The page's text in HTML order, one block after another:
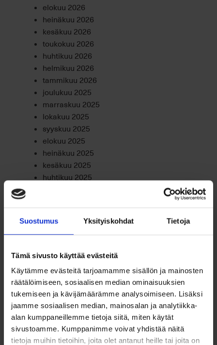
Suostumus Yksityiskohdat Tietoja
Tämä sivusto käyttää evästeitä
Käytämme evästeitä tarjoamamme sisällön ja mainosten
räätälöimiseen, sosiaalisen median ominaisuuksien
tukemiseen ja kävijämäärämme analysoimiseen. Lisäksi
jaamme sosiaalisen median, mainosalan ja analytiikka-
alan kumppaneillemme tietoja siitä, miten käytät
sivustoamme. Kumppanimme voivat yhdistää näitä
tietoja muihin tietoihin, joita olet antanut heille tai joita on
elokuu 2026
heinäkuu 2026
kesäkuu 2026
toukokuu 2026
huhtikuu 2026
helmikuu 2026
tammikuu 2026
joulukuu 2025
marraskuu 2025
lokakuu 2025
syyskuu 2025
elokuu 2025
heinäkuu 2025
kesäkuu 2025
huhtikuu 2025
joulukuu 2024
marraskuu 2024
syyskuu 2024
elokuu 2024
heinäkuu 2024
kesäkuu 2024
toukokuu 2024
huhtikuu 2024
maaliskuu 2024